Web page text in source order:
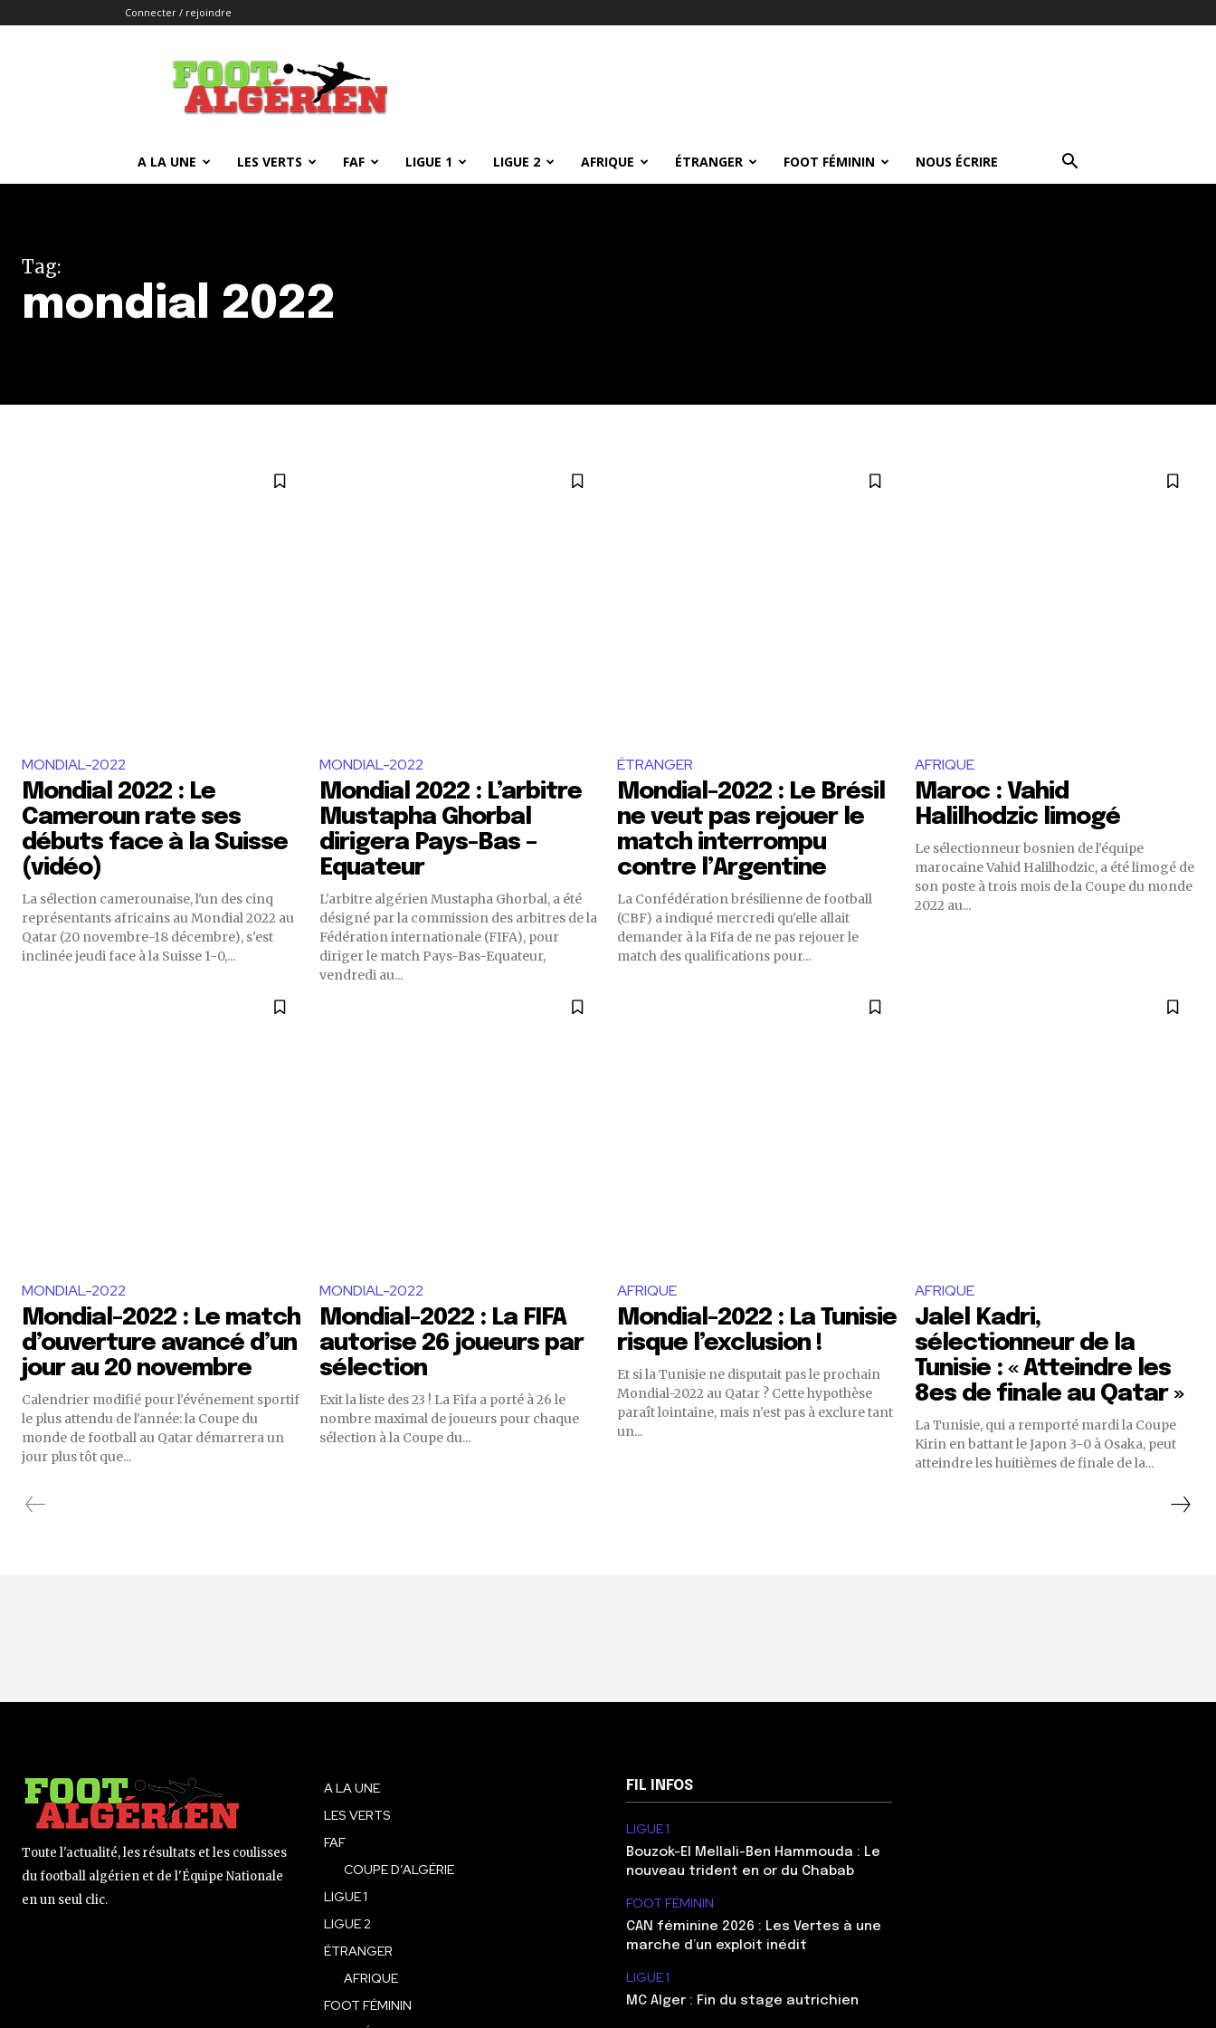
Connecter / rejoindre
FOOTALGERIEN
A LA UNE LES VERTS FAF LIGUE 1 LIGUE 2 AFRIQUE ÉTRANGER FOOT FÉMININ NOUS ÉCRIRE
Tag:
mondial 2022
MONDIAL-2022
Mondial 2022 : Le
Cameroun rate ses
débuts face à la Suisse
(vidéo)
La sélection camerounaise, l'un des cinq
représentants africains au Mondial 2022 au
Qatar (20 novembre-18 décembre), s'est
inclinée jeudi face à la Suisse 1-0,...
MONDIAL-2022
Mondial 2022 : L’arbitre
Mustapha Ghorbal
dirigera Pays-Bas –
Equateur
L'arbitre algérien Mustapha Ghorbal, a été
désigné par la commission des arbitres de la
Fédération internationale (FIFA), pour
diriger le match Pays-Bas-Equateur,
vendredi au...
ÉTRANGER
Mondial-2022 : Le Brésil
ne veut pas rejouer le
match interrompu
contre l’Argentine
La Confédération brésilienne de football
(CBF) a indiqué mercredi qu'elle allait
demander à la Fifa de ne pas rejouer le
match des qualifications pour...
AFRIQUE
Maroc : Vahid
Halilhodzic limogé
Le sélectionneur bosnien de l'équipe
marocaine Vahid Halilhodzic, a été limogé de
son poste à trois mois de la Coupe du monde
2022 au...
MONDIAL-2022
Mondial-2022 : Le match
d’ouverture avancé d’un
jour au 20 novembre
Calendrier modifié pour l'événement sportif
le plus attendu de l'année: la Coupe du
monde de football au Qatar démarrera un
jour plus tôt que...
MONDIAL-2022
Mondial-2022 : La FIFA
autorise 26 joueurs par
sélection
Exit la liste des 23 ! La Fifa a porté à 26 le
nombre maximal de joueurs pour chaque
sélection à la Coupe du...
AFRIQUE
Mondial-2022 : La Tunisie
risque l’exclusion !
Et si la Tunisie ne disputait pas le prochain
Mondial-2022 au Qatar ? Cette hypothèse
paraît lointaine, mais n'est pas à exclure tant
un...
AFRIQUE
Jalel Kadri,
sélectionneur de la
Tunisie : « Atteindre les
8es de finale au Qatar »
La Tunisie, qui a remporté mardi la Coupe
Kirin en battant le Japon 3-0 à Osaka, peut
atteindre les huitièmes de finale de la...
Toute l'actualité, les résultats et les coulisses
du football algérien et de l'Équipe Nationale
en un seul clic.
A LA UNE
LES VERTS
FAF
COUPE D’ALGÉRIE
LIGUE 1
LIGUE 2
ÉTRANGER
AFRIQUE
FOOT FÉMININ
FIL INFOS
LIGUE 1
Bouzok-El Mellali-Ben Hammouda : Le
nouveau trident en or du Chabab
FOOT FÉMININ
CAN féminine 2026 : Les Vertes à une
marche d’un exploit inédit
LIGUE 1
MC Alger : Fin du stage autrichien